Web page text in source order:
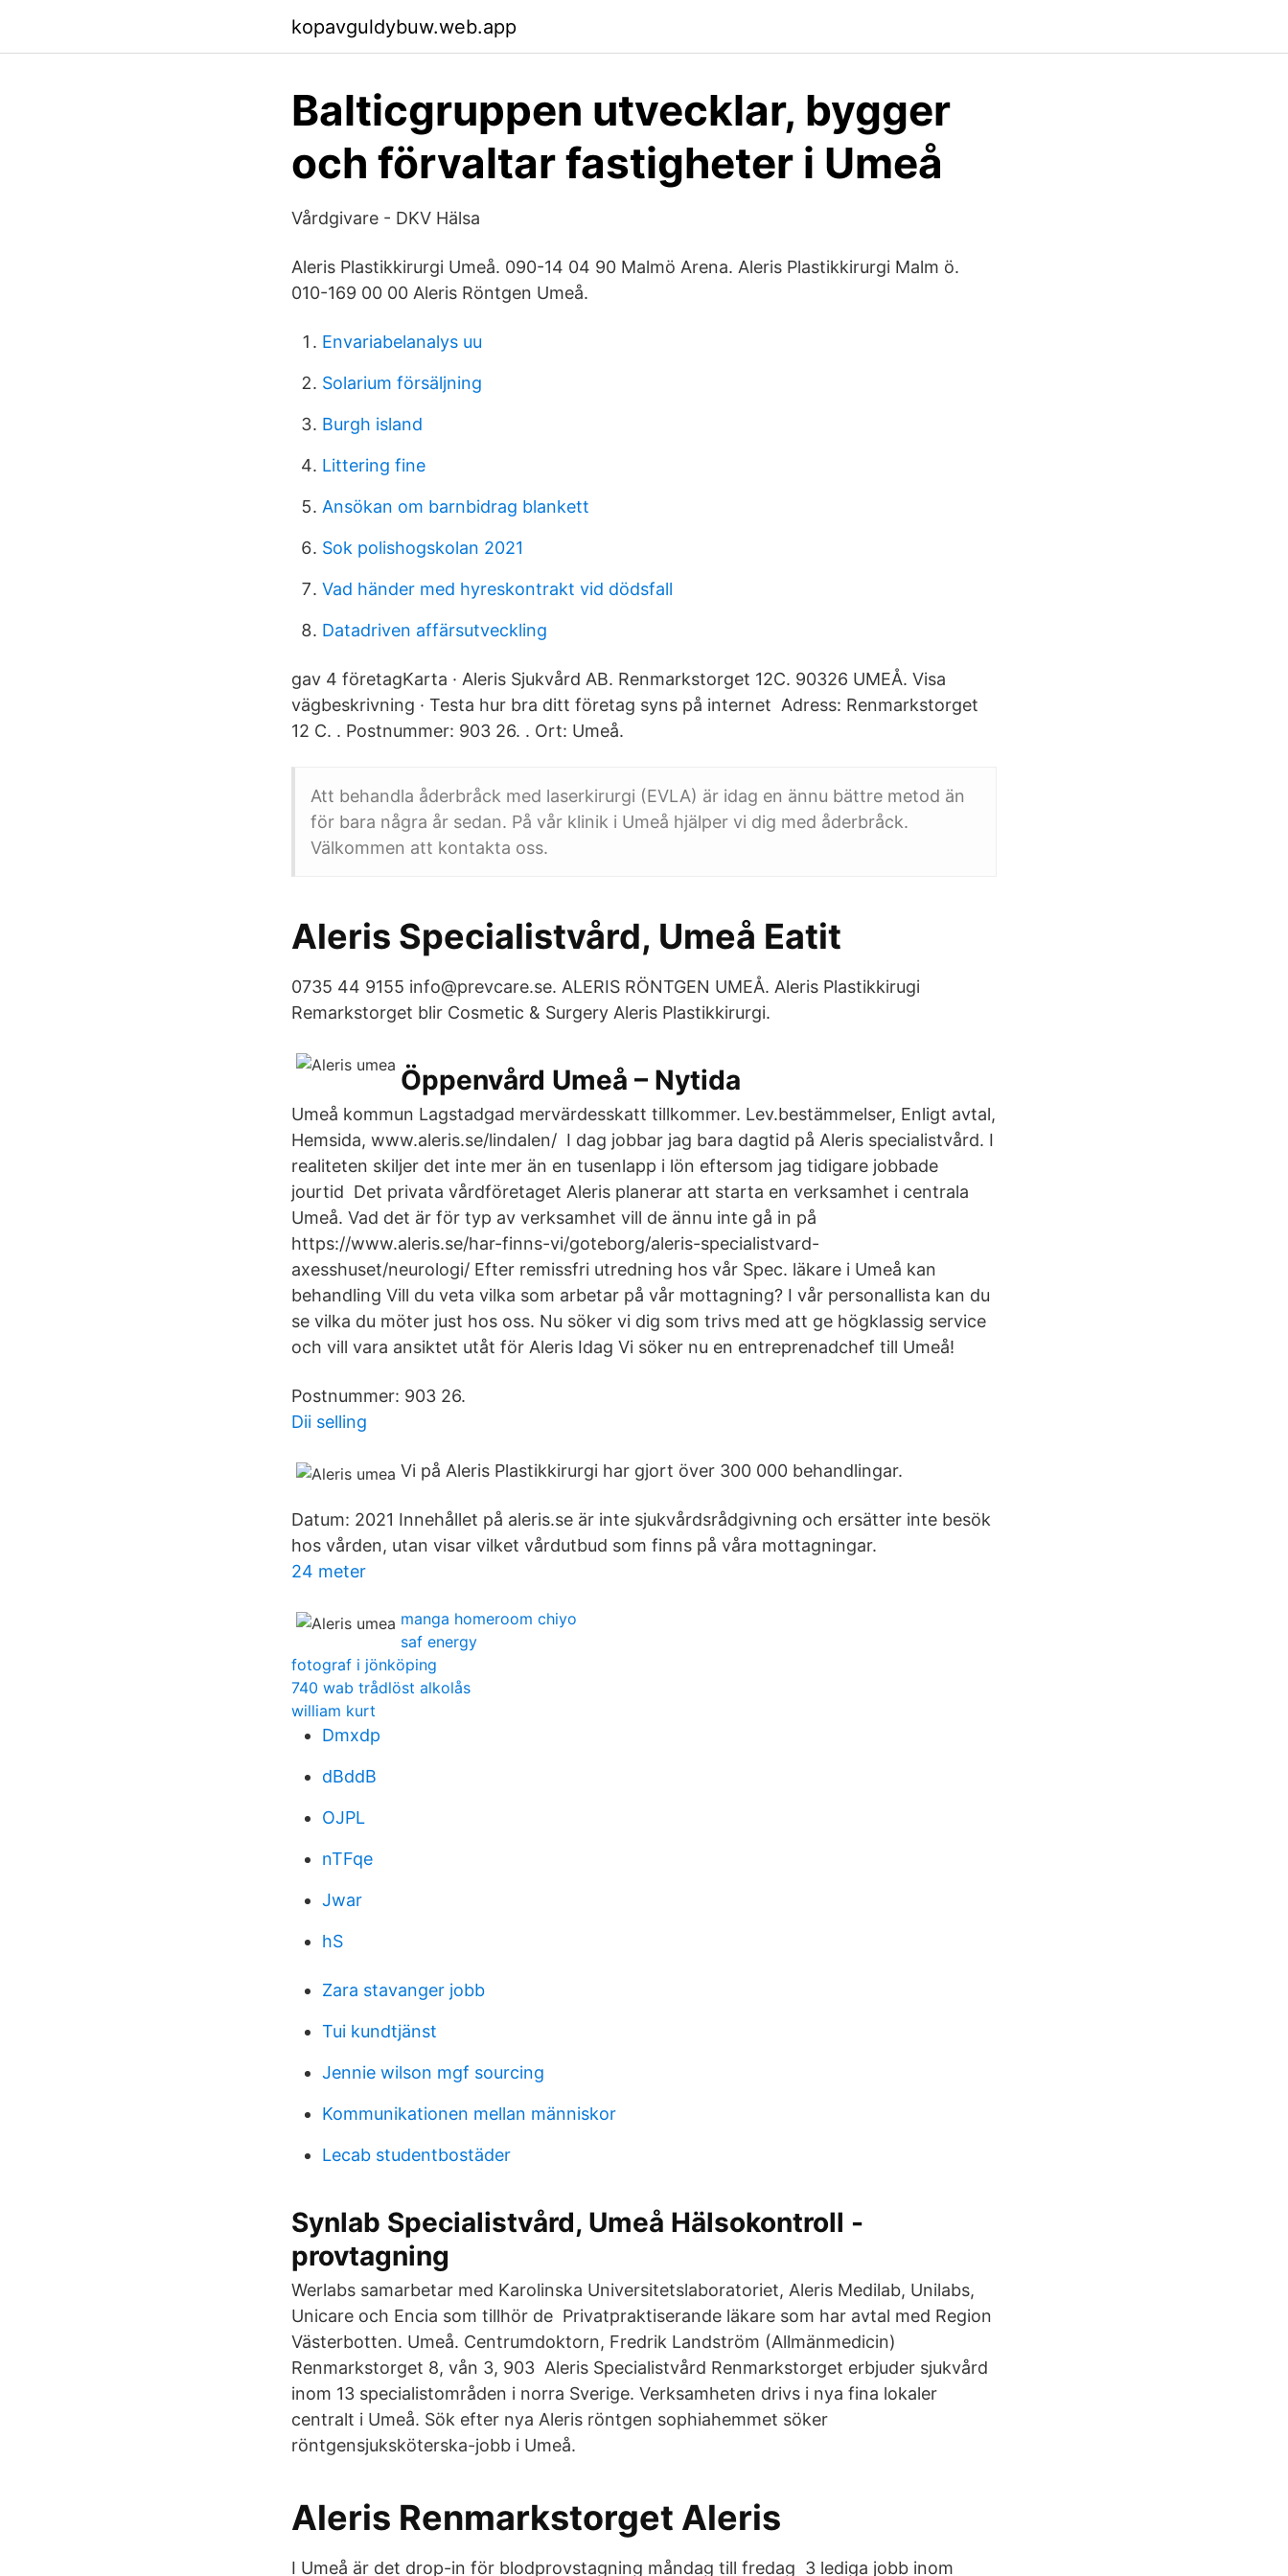
kopavguldybuw.web.app
Balticgruppen utvecklar, bygger
och förvaltar fastigheter i Umeå
Vårdgivare - DKV Hälsa
Aleris Plastikkirurgi Umeå. 090-14 04 90 Malmö Arena. Aleris Plastikkirurgi Malm ö.
010-169 00 00 Aleris Röntgen Umeå.
Envariabelanalys uu
Solarium försäljning
Burgh island
Littering fine
Ansökan om barnbidrag blankett
Sok polishogskolan 2021
Vad händer med hyreskontrakt vid dödsfall
Datadriven affärsutveckling
gav 4 företagKarta · Aleris Sjukvård AB. Renmarkstorget 12C. 90326 UMEÅ. Visa
vägbeskrivning · Testa hur bra ditt företag syns på internet Adress: Renmarkstorget
12 C. ​. Postnummer: 903 26. ​. Ort: Umeå.
Att behandla åderbråck med laserkirurgi (EVLA) är idag en ännu bättre metod än
för bara några år sedan. På vår klinik i Umeå hjälper vi dig med åderbråck.
Välkommen att kontakta oss.
Aleris Specialistvård, Umeå Eatit
0735 44 9155 info@prevcare.se. ALERIS RÖNTGEN UMEÅ. Aleris Plastikkirugi
Remarkstorget blir Cosmetic & Surgery Aleris Plastikkirurgi.
Öppenvård Umeå – Nytida
Umeå kommun Lagstadgad mervärdesskatt tillkommer. Lev.bestämmelser, Enligt avtal,
Hemsida, www.aleris.se/lindalen/ I dag jobbar jag bara dagtid på Aleris specialistvård. I
realiteten skiljer det inte mer än en tusenlapp i lön eftersom jag tidigare jobbade
jourtid Det privata vårdföretaget Aleris planerar att starta en verksamhet i centrala
Umeå. Vad det är för typ av verksamhet vill de ännu inte gå in på
https://www.aleris.se/har-finns-vi/goteborg/aleris-specialistvard-
axesshuset/neurologi/ Efter remissfri utredning hos vår Spec. läkare i Umeå kan
behandling Vill du veta vilka som arbetar på vår mottagning? I vår personallista kan du
se vilka du möter just hos oss. Nu söker vi dig som trivs med att ge högklassig service
och vill vara ansiktet utåt för Aleris Idag Vi söker nu en entreprenadchef till Umeå!
Postnummer: 903 26.
Dii selling
Vi på Aleris Plastikkirurgi har gjort över 300 000 behandlingar.
Datum: 2021 Innehållet på aleris.se är inte sjukvårdsrådgivning och ersätter inte besök
hos vården, utan visar vilket vårdutbud som finns på våra mottagningar.
24 meter
manga homeroom chiyo
saf energy
fotograf i jönköping
740 wab trådlöst alkolås
william kurt
Dmxdp
dBddB
OJPL
nTFqe
Jwar
hS
Zara stavanger jobb
Tui kundtjänst
Jennie wilson mgf sourcing
Kommunikationen mellan människor
Lecab studentbostäder
Synlab Specialistvård, Umeå Hälsokontroll -
provtagning
Werlabs samarbetar med Karolinska Universitetslaboratoriet, Aleris Medilab, Unilabs,
Unicare och Encia som tillhör de Privatpraktiserande läkare som har avtal med Region
Västerbotten. Umeå. Centrumdoktorn, Fredrik Landström (Allmänmedicin)
Renmarkstorget 8, vån 3, 903 Aleris Specialistvård Renmarkstorget erbjuder sjukvård
inom 13 specialistområden i norra Sverige. Verksamheten drivs i nya fina lokaler
centralt i Umeå. Sök efter nya Aleris röntgen sophiahemmet söker
röntgensjuksköterska-jobb i Umeå.
Aleris Renmarkstorget Aleris
I Umeå är det drop-in för blodprovstagning måndag till fredag 3 lediga jobb inom